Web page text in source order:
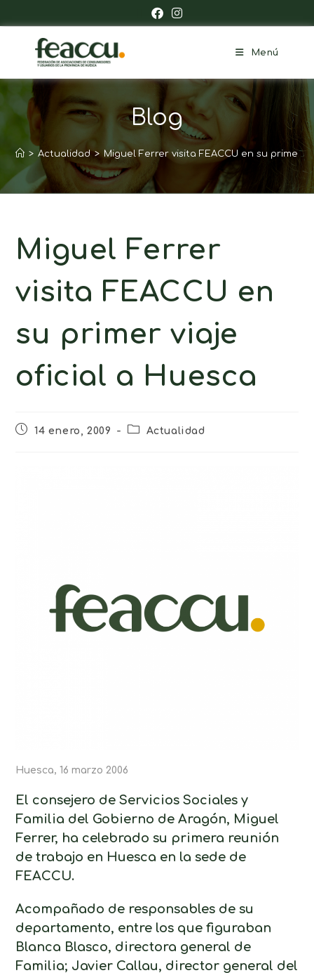
Menú
Blog
> Actualidad > Miguel Ferrer visita FEACCU en su primer
Miguel Ferrer
visita FEACCU en
su primer viaje
oficial a Huesca
14 enero, 2009 Actualidad
Huesca, 16 marzo 2006
El consejero de Servicios Sociales y
Familia del Gobierno de Aragón, Miguel
Ferrer, ha celebrado su primera reunión
de trabajo en Huesca en la sede de
FEACCU.
Acompañado de responsables de su
departamento, entre los que figuraban
Blanca Blasco, directora general de
Familia; Javier Callau, director general del